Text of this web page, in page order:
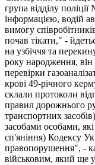
група відділу
інформацією, водій
вимогу
почав тікати," -
на узбіччя та
року народження,
перевірки
крові 49-річного
склали протоколи
правил дорожнього
транспортних
засобами особами,
сп'яніння) Кодексу
правопорушення", -
військовим, який ще